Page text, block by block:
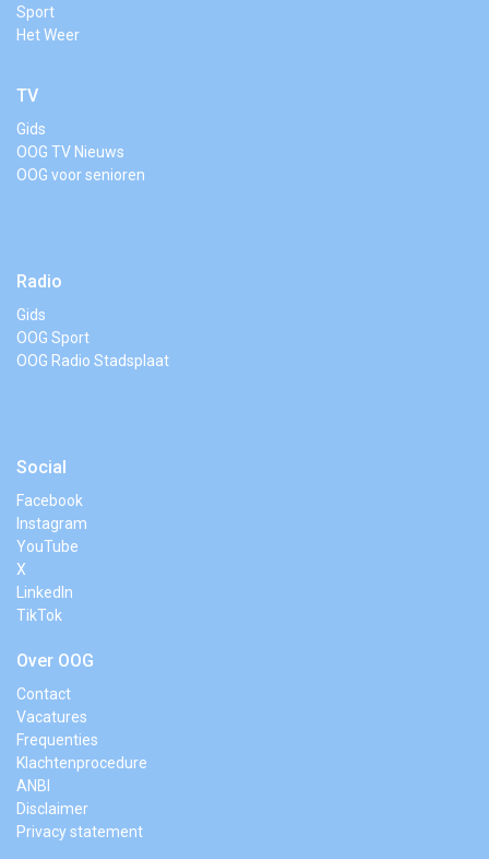
Sport
Het Weer
TV
Gids
OOG TV Nieuws
OOG voor senioren
Radio
Gids
OOG Sport
OOG Radio Stadsplaat
Social
Facebook
Instagram
YouTube
X
LinkedIn
TikTok
Over OOG
Contact
Vacatures
Frequenties
Klachtenprocedure
ANBI
Disclaimer
Privacy statement